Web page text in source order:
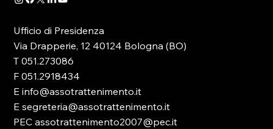
Ufficio di Presidenza
Via Drapperie, 12 40124 Bologna (BO)
T 051.273086
F 051.2918434
E info@assotrattenimento.it
E segreteria@assotrattenimento.it
PEC assotrattenimento2007@pec.it